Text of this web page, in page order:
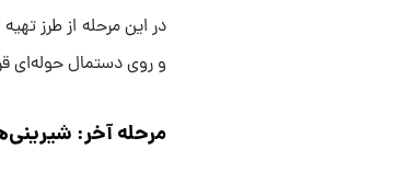
در این مرحله از طرز
و روی دستمال حوله‌ای
مرحله آخر: